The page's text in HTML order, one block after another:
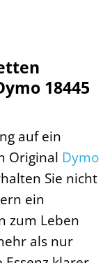
18445
auf ein
Original Dymo
Sie nicht
ein
zum Leben
als nur